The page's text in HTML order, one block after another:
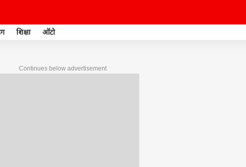
शिक्षा ऑटो
Continues below advertisement